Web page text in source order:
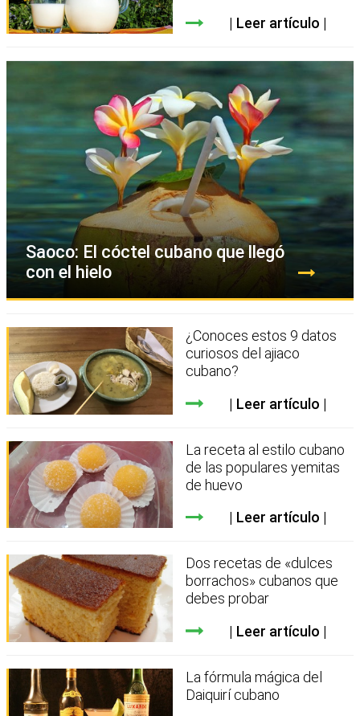
Leer artículo
Saoco: El cóctel cubano que llegó
con el hielo
¿Conoces estos 9 datos
curiosos del ajiaco
cubano?
Leer artículo
La receta al estilo cubano
de las populares yemitas
de huevo
Leer artículo
Dos recetas de «dulces
borrachos» cubanos que
debes probar
Leer artículo
La fórmula mágica del
Daiquirí cubano